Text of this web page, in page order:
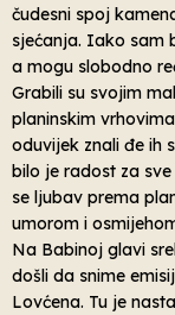
čudesni spoj
sjećanja. Iako sam
a mogu slobodno
Grabili su svojim
planinskim
oduvijek znali đe ih
bilo je radost za
se ljubav prema
umorom i
Na Babinoj glavi
došli da snime
Lovćena. Tu je